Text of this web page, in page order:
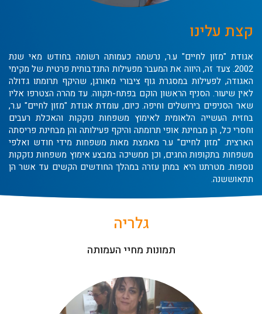
קצת עלינו
אגודת "מזון לחיים" ע.ר, נרשמה כעמותה רשומה בחודש מאי שנת
2002. צעד זה, היווה את המעבר מפעילות התנדבותית פרטית של מקימי
האגודה, לפעילות במסגרת גוף ציבורי מאורגן, שהיקף תרומתו גדולה
לאין שיעור. הסניף הראשון הוקם בפתח-תקווה. עד מהרה הצטרפו אליו
שאר הסניפים בירושלים וחיפה. כיום, עומדת אגודת "מזון לחיים" ע.ר,
בחזית העשייה הלאומית לאימוץ משפחות נזקקות והאכלת רעבים
וחסרי כל, הן מבחינת אופי תרומתה והיקף פעילותה והן מבחינת פריסתה
הארצית. "מזון לחיים" ע.ר מאמצת מאות משפחות מידי חודש ואלפי
משפחות בתקופות החגים, וכן ממשיכה במבצע אימוץ משפחות נזקקות
נוספות. מטרתנו היא במתן עזרה במהלך החודשים הקשים עד אשר הן
תתאוששנה.
קרא עוד>
גלריה
תמונות מחיי העמותה